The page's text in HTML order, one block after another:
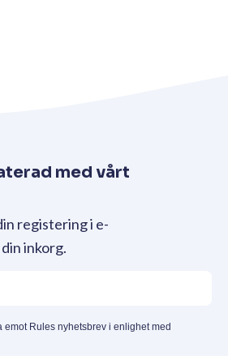
med vårt
registering i e-
inkorg.
emot Rules nyhetsbrev i enlighet med